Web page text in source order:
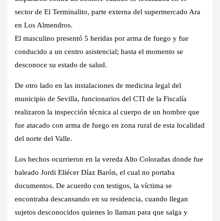
sector de El Terminalito, parte externa del supermercado Ara
en Los Almendros.
El masculino presentó 5 heridas por arma de fuego y fue
conducido a un centro asistencial; hasta el momento se
desconoce su estado de salud.
De otro lado en las instalaciones de medicina legal del
municipio de Sevilla, funcionarios del CTI de la Fiscalía
realizaron la inspección técnica al cuerpo de un hombre que
fue atacado con arma de fuego en zona rural de esta localidad
del norte del Valle.
Los hechos ocurrieron en la vereda Alto Coloradas donde fue
baleado Jordi Eliécer Díaz Barón, el cual no portaba
documentos. De acuerdo con testigos, la víctima se
encontraba descansando en su residencia, cuando llegan
sujetos desconocidos quienes lo llaman para que salga y